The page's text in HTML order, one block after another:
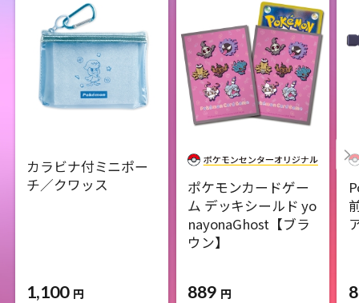
カラビナ付ミニポー
チ／クワッス
1,100 円
ポケモンカードゲー
ム デッキシールド yo
nayonaGhost【ブラ
ウン】
889 円